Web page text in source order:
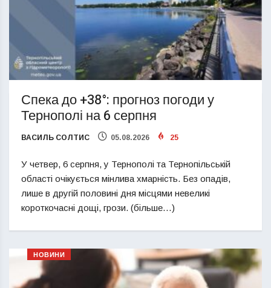
Спека до +38°: прогноз погоди у
Тернополі на 6 серпня
ВАСИЛЬ СОЛТИС 05.08.2026 25
У четвер, 6 серпня, у Тернополі та Тернопільській
області очікується мінлива хмарність. Без опадів,
лише в другій половині дня місцями невеликі
короткочасні дощі, грози. (більше…)
НОВИНИ